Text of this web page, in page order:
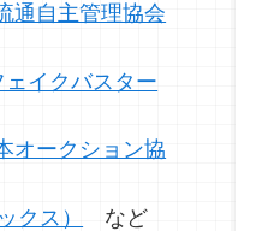
通自主管理協会
イクバスター
オークション協
クス）
など